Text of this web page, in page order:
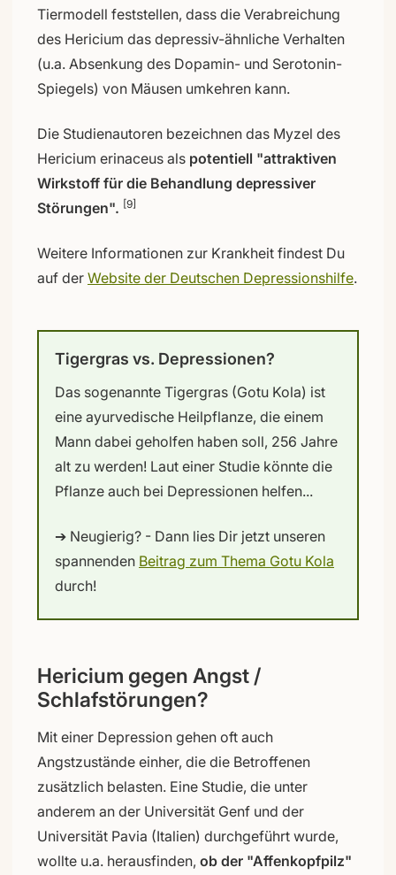
Tiermodell feststellen, dass die Verabreichung
des Hericium das depressiv-ähnliche Verhalten
(u.a. Absenkung des Dopamin- und Serotonin-
Spiegels) von Mäusen umkehren kann.
Die Studienautoren bezeichnen das Myzel des
Hericium erinaceus als potentiell "attraktiven
Wirkstoff für die Behandlung depressiver
Störungen". [9]
Weitere Informationen zur Krankheit findest Du
auf der Website der Deutschen Depressionshilfe.
Tigergras vs. Depressionen?
Das sogenannte Tigergras (Gotu Kola) ist
eine ayurvedische Heilpflanze, die einem
Mann dabei geholfen haben soll, 256 Jahre
alt zu werden! Laut einer Studie könnte die
Pflanze auch bei Depressionen helfen...
➔ Neugierig? - Dann lies Dir jetzt unseren
spannenden Beitrag zum Thema Gotu Kola
durch!
Hericium gegen Angst /
Schlafstörungen?
Mit einer Depression gehen oft auch
Angstzustände einher, die die Betroffenen
zusätzlich belasten. Eine Studie, die unter
anderem an der Universität Genf und der
Universität Pavia (Italien) durchgeführt wurde,
wollte u.a. herausfinden, ob der "Affenkopfpilz"